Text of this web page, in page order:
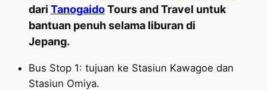
dari TanogaidoTours and Travel untuk
bantuan penuh selama liburan di
Jepang.
Bus Stop 1: tujuan ke Stasiun Kawagoe dan
Stasiun Omiya.